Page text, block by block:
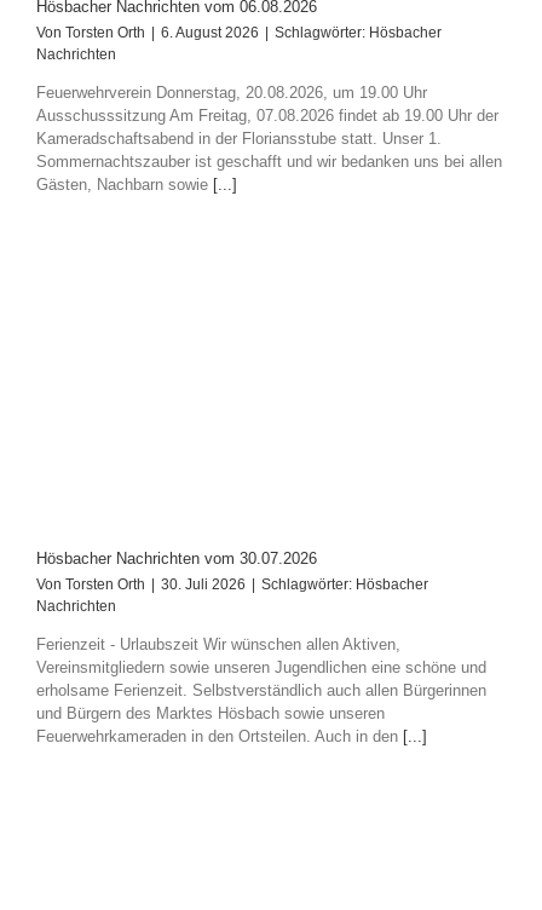
Hösbacher Nachrichten vom 06.08.2026
Von Torsten Orth | 6. August 2026 | Schlagwörter: Hösbacher
Nachrichten
Feuerwehrverein Donnerstag, 20.08.2026, um 19.00 Uhr
Ausschusssitzung Am Freitag, 07.08.2026 findet ab 19.00 Uhr der
Kameradschaftsabend in der Floriansstube statt. Unser 1.
Sommernachtszauber ist geschafft und wir bedanken uns bei allen
Gästen, Nachbarn sowie [...]
Hösbacher Nachrichten vom 30.07.2026
Von Torsten Orth | 30. Juli 2026 | Schlagwörter: Hösbacher
Nachrichten
Ferienzeit - Urlaubszeit Wir wünschen allen Aktiven,
Vereinsmitgliedern sowie unseren Jugendlichen eine schöne und
erholsame Ferienzeit. Selbstverständlich auch allen Bürgerinnen
und Bürgern des Marktes Hösbach sowie unseren
Feuerwehrkameraden in den Ortsteilen. Auch in den [...]